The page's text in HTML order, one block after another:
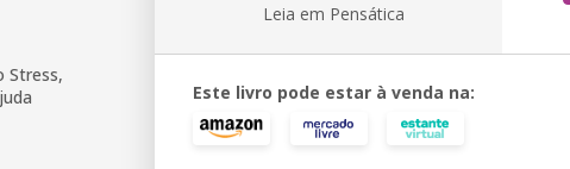
Stress,
Leia em Pensática
Este livro pode estar à venda na: